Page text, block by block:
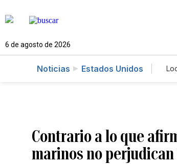
6 de agosto de 2026
Noticias Estados Unidos
Contrario a lo que
marinos no